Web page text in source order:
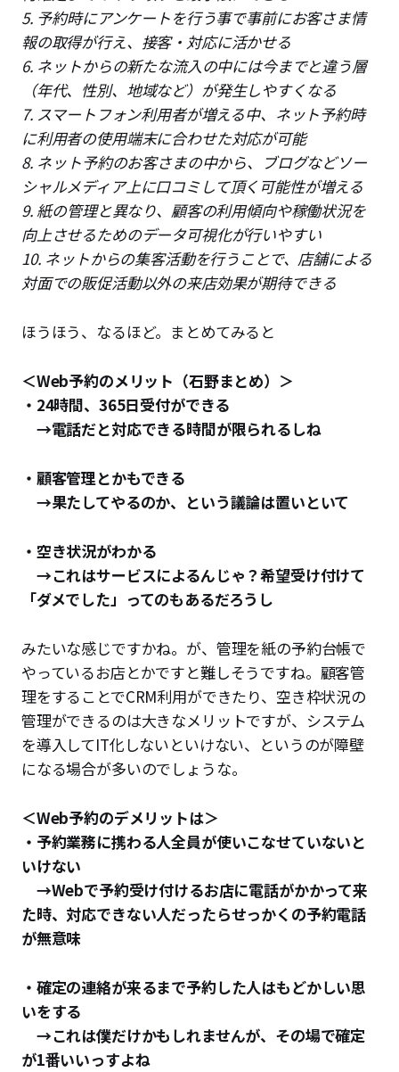
5. 予約時にアンケートを行う事で事前にお客さま情
報の取得が行え、接客・対応に活かせる
6. ネットからの新たな流入の中には今までと違う層
（年代、性別、地域など）が発生しやすくなる
7. スマートフォン利用者が増える中、ネット予約時
に利用者の使用端末に合わせた対応が可能
8. ネット予約のお客さまの中から、ブログなどソー
シャルメディア上に口コミして頂く可能性が増える
9. 紙の管理と異なり、顧客の利用傾向や稼働状況を
向上させるためのデータ可視化が行いやすい
10. ネットからの集客活動を行うことで、店舗による
対面での販促活動以外の来店効果が期待できる
ほうほう、なるほど。まとめてみると
＜Web予約のメリット（石野まとめ）＞
・24時間、365日受付ができる
→電話だと対応できる時間が限られるしね
・顧客管理とかもできる
→果たしてやるのか、という議論は置いといて
・空き状況がわかる
→これはサービスによるんじゃ？希望受け付けて
「ダメでした」ってのもあるだろうし
みたいな感じですかね。が、管理を紙の予約台帳で
やっているお店とかですと難しそうですね。顧客管
理をすることでCRM利用ができたり、空き枠状況の
管理ができるのは大きなメリットですが、システム
を導入してIT化しないといけない、というのが障壁
になる場合が多いのでしょうな。
＜Web予約のデメリットは＞
・予約業務に携わる人全員が使いこなせていないと
いけない
→Webで予約受け付けるお店に電話がかかって来
た時、対応できない人だったらせっかくの予約電話
が無意味
・確定の連絡が来るまで予約した人はもどかしい思
いをする
→これは僕だけかもしれませんが、その場で確定
が1番いいっすよね